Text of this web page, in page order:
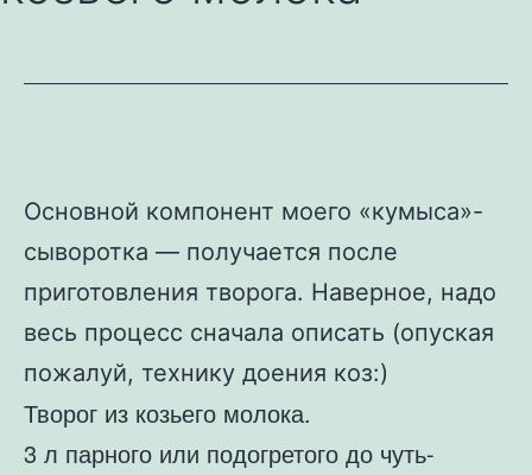
Основной компонент моего «кумыса»-
сыворотка — получается после
приготовления творога. Наверное, надо
весь процесс сначала описать (опуская
пожалуй, технику доения коз:)
Творог из козьего молока.
3 л парного или подогретого до чуть-